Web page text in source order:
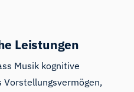
Leistungen
Musik kognitive